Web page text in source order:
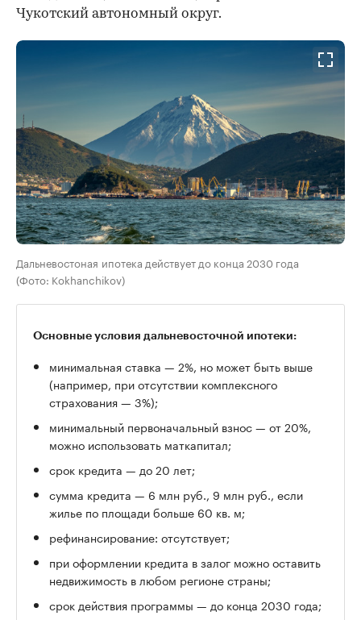
Чукотский автономный округ.
Дальневостоная ипотека действует до конца 2030 года
(Фото: Kokhanchikov)
Основные условия дальневосточной ипотеки:
минимальная ставка — 2%, но может быть выше
(например, при отсутствии комплексного
страхования — 3%);
минимальный первоначальный взнос — от 20%,
можно использовать маткапитал;
срок кредита — до 20 лет;
сумма кредита — 6 млн руб., 9 млн руб., если
жилье по площади больше 60 кв. м;
рефинансирование: отсутствует;
при оформлении кредита в залог можно оставить
недвижимость в любом регионе страны;
срок действия программы — до конца 2030 года;